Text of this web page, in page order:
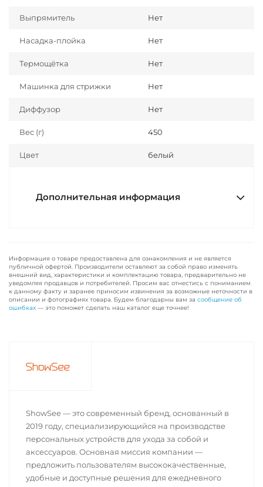
Выпрямитель Нет
Насадка-плойка Нет
Термощётка Нет
Машинка для стрижки Нет
Диффузор Нет
Вес (г) 450
Цвет белый
Дополнительная информация
Информация о товаре предоставлена для ознакомления и не является
публичной офертой. Производители оставляют за собой право изменять
внешний вид, характеристики и комплектацию товара, предварительно не
уведомляя продавцов и потребителей. Просим вас отнестись с пониманием
к данному факту и заранее приносим извинения за возможные неточности в
описании и фотографиях товара. Будем благодарны вам за сообщение об
ошибках — это поможет сделать наш каталог еще точнее!
ShowSee — это современный бренд, основанный в
2019 году, специализирующийся на производстве
персональных устройств для ухода за собой и
аксессуаров. Основная миссия компании —
предложить пользователям высококачественные,
удобные и доступные решения для ежедневного